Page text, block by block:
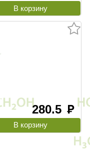
280.5 руб